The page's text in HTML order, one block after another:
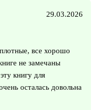
29.03.2026
все хорошо
не замечаны
книгу для
осталась довольна